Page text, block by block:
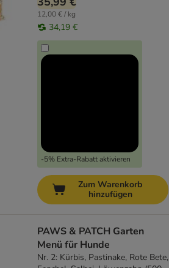
12,00 € / kg
34,19 €
-5% Extra-Rabatt aktivieren
Zum Warenkorb
hinzufügen
PAWS & PATCH Garten
Menü für Hunde
Nr. 2: Kürbis, Pastinake, Rote Bete,